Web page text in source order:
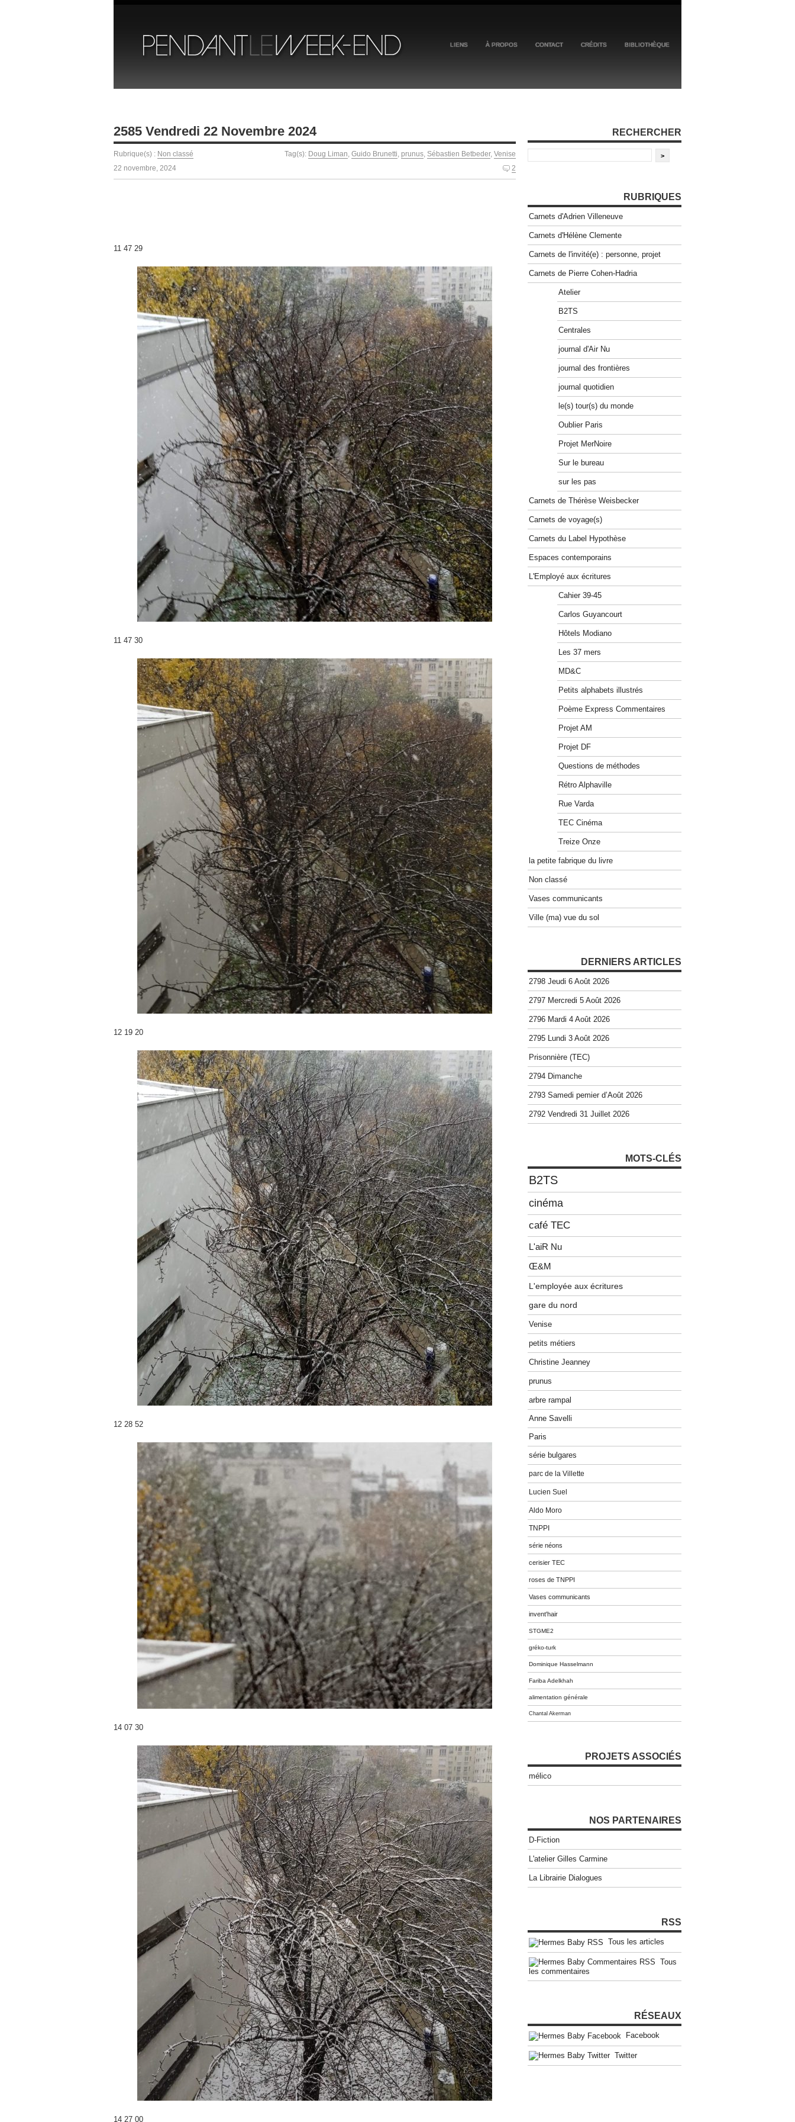
LIENS À PROPOS CONTACT CRÉDITS BIBLIOTHÈQUE
2585 Vendredi 22 Novembre 2024
Rubrique(s) : Non classé Tag(s): Doug Liman, Guido Brunetti, prunus, Sébastien Betbeder, Venise
22 novembre, 2024
2
11 47 29
11 47 30
12 19 20
12 28 52
14 07 30
14 27 00
RECHERCHER
RUBRIQUES
Carnets d'Adrien Villeneuve
Carnets d'Hélène Clemente
Carnets de l'invité(e) : personne, projet
Carnets de Pierre Cohen-Hadria
Atelier
B2TS
Centrales
journal d'Air Nu
journal des frontières
journal quotidien
le(s) tour(s) du monde
Oublier Paris
Projet MerNoire
Sur le bureau
sur les pas
Carnets de Thérèse Weisbecker
Carnets de voyage(s)
Carnets du Label Hypothèse
Espaces contemporains
L'Employé aux écritures
Cahier 39-45
Carlos Guyancourt
Hôtels Modiano
Les 37 mers
MD&C
Petits alphabets illustrés
Poème Express Commentaires
Projet AM
Projet DF
Questions de méthodes
Rétro Alphaville
Rue Varda
TEC Cinéma
Treize Onze
la petite fabrique du livre
Non classé
Vases communicants
Ville (ma) vue du sol
DERNIERS ARTICLES
2798 Jeudi 6 Août 2026
2797 Mercredi 5 Août 2026
2796 Mardi 4 Août 2026
2795 Lundi 3 Août 2026
Prisonnière (TEC)
2794 Dimanche
2793 Samedi pemier d’Août 2026
2792 Vendredi 31 Juillet 2026
MOTS-CLÉS
B2TS
cinéma
café TEC
L'aiR Nu
Œ&M
L'employée aux écritures
gare du nord
Venise
petits métiers
Christine Jeanney
prunus
arbre rampal
Anne Savelli
Paris
série bulgares
parc de la Villette
Lucien Suel
Aldo Moro
TNPPI
série néons
cerisier TEC
roses de TNPPI
Vases communicants
invent'hair
STGME2
gréko-turk
Dominique Hasselmann
Fariba Adelkhah
alimentation générale
Chantal Akerman
PROJETS ASSOCIÉS
mélico
NOS PARTENAIRES
D-Fiction
L'atelier Gilles Carmine
La Librairie Dialogues
RSS
Tous les articles
Tous
les commentaires
RÉSEAUX
Facebook
Twitter